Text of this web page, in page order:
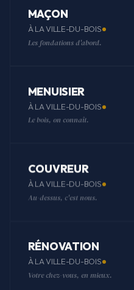
MAÇON
À LA VILLE-DU-BOIS
Les fondations d'abord.
MENUISIER
À LA VILLE-DU-BOIS
Le bois, on connaît.
COUVREUR
À LA VILLE-DU-BOIS
Au-dessus, c'est nous.
RÉNOVATION
À LA VILLE-DU-BOIS
Votre chez-vous, en mieux.